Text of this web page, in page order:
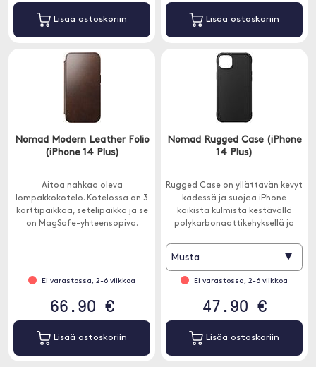
Lisää ostoskoriin Lisää ostoskoriin
Nomad Modern Leather Folio
(iPhone 14 Plus)
Aitoa nahkaa oleva
lompakkokotelo. Kotelossa on 3
korttipaikkaa, setelipaikka ja se
on MagSafe-yhteensopiva.
Ei varastossa, 2-6 viikkoa
66.90 €
Lisää ostoskoriin
Nomad Rugged Case (iPhone
14 Plus)
Rugged Case on yllättävän kevyt
kädessä ja suojaa iPhone
kaikista kulmista kestävällä
polykarbonaattikehyksellä ja
Musta ▾
Ei varastossa, 2-6 viikkoa
47.90 €
Lisää ostoskoriin